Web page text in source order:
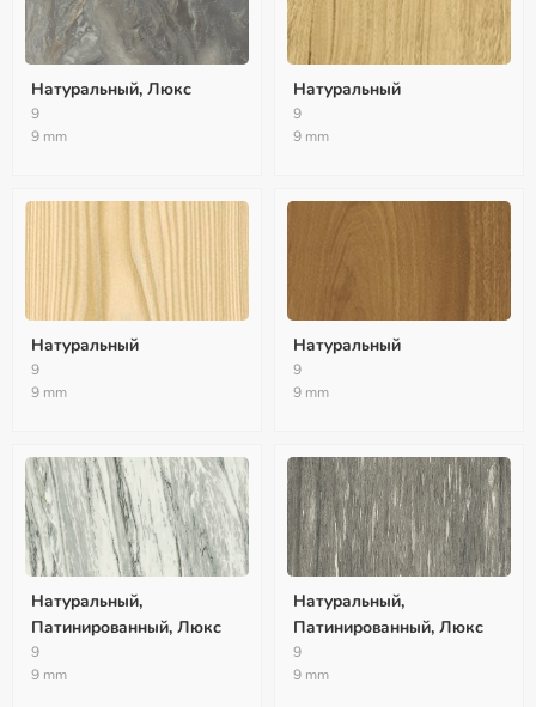
Натуральный, Люкс
9
9 mm
Натуральный
9
9 mm
Натуральный
9
9 mm
Натуральный
9
9 mm
Натуральный,
Патинированный, Люкс
9
9 mm
Натуральный,
Патинированный, Люкс
9
9 mm